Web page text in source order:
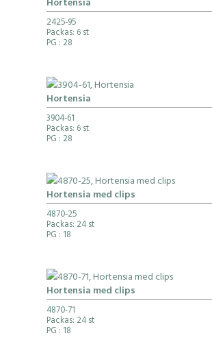
Hortensia
2425-95
Packas: 6 st
PG : 28
Hortensia
3904-61
Packas: 6 st
PG : 28
Hortensia med clips
4870-25
Packas: 24 st
PG : 18
Hortensia med clips
4870-71
Packas: 24 st
PG : 18